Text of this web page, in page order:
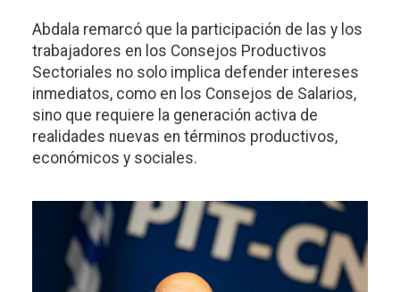
Abdala remarcó que la participación de las y los
trabajadores en los Consejos Productivos
Sectoriales no solo implica defender intereses
inmediatos, como en los Consejos de Salarios,
sino que requiere la generación activa de
realidades nuevas en términos productivos,
económicos y sociales.
Imagen